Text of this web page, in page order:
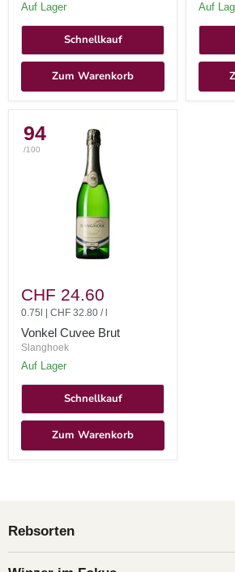
auf Lager
Schnellkauf
Zum Warenkorb
auf
94
/100
Cuvee
Brut
CHF 24.60
0.75l CHF 32.80 /
Vonkel Cuvee Brut
Slanghoek
auf Lager
Schnellkauf
Zum Warenkorb
Rebsorten